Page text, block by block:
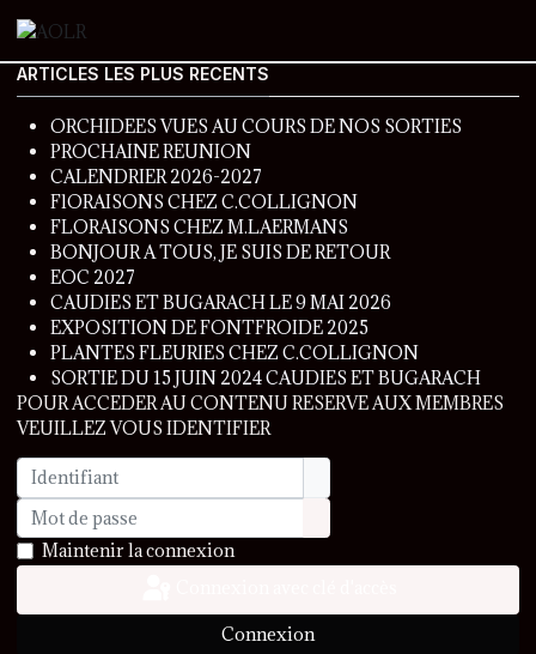
ARTICLES LES PLUS RECENTS
ORCHIDEES VUES AU COURS DE NOS SORTIES
PROCHAINE REUNION
CALENDRIER 2026-2027
FlORAISONS CHEZ C.COLLIGNON
FLORAISONS CHEZ M.LAERMANS
BONJOUR A TOUS, JE SUIS DE RETOUR
EOC 2027
CAUDIES ET BUGARACH LE 9 MAI 2026
EXPOSITION DE FONTFROIDE 2025
PLANTES FLEURIES CHEZ C.COLLIGNON
SORTIE DU 15 JUIN 2024 CAUDIES ET BUGARACH
POUR ACCEDER AU CONTENU RESERVE AUX MEMBRES
VEUILLEZ VOUS IDENTIFIER
Identifiant
Mot de passe
Afficher le mot de passe
Maintenir la connexion
Connexion